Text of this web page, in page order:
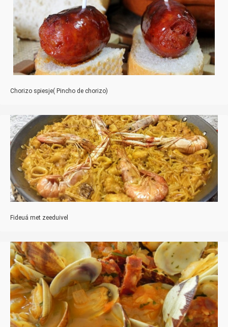
Chorizo spiesje( Pincho de chorizo)
Fideuá met zeeduivel